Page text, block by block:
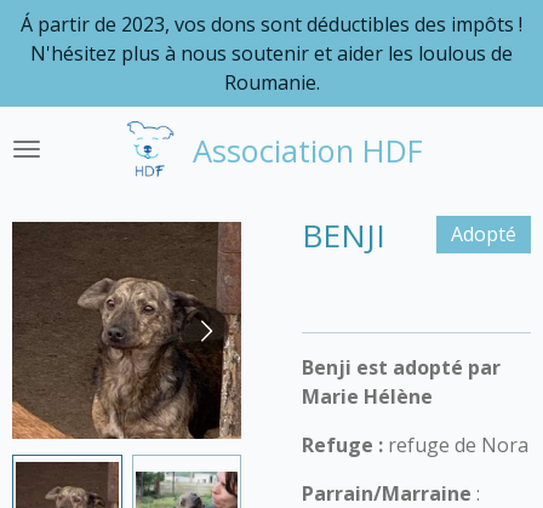
Passer
principal
Association HDF
Á partir de 2023, vos dons sont déductibles des impôts !
N'hésitez plus à nous soutenir et aider les loulous de
Roumanie.
BENJI Adopté
Benji est adopté par
Marie Hélène
Refuge : refuge de Nora
Parrain/Marraine :